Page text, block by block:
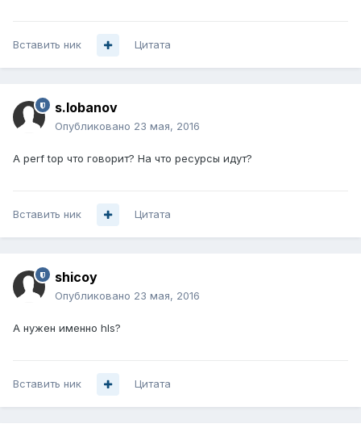
Вставить ник Цитата
s.lobanov
Опубликовано 23 мая, 2016
А perf top что говорит? На что ресурсы идут?
Вставить ник Цитата
shicoy
Опубликовано 23 мая, 2016
А нужен именно hls?
Вставить ник Цитата